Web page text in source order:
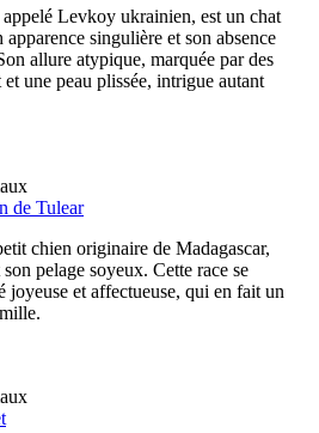
Levkoy ukrainien, est un chat
singulière et son absence
allure atypique, marquée par des
une peau plissée, intrigue autant
de Tulear
chien originaire de Madagascar,
pelage soyeux. Cette race se
joyeuse et affectueuse, qui en fait un